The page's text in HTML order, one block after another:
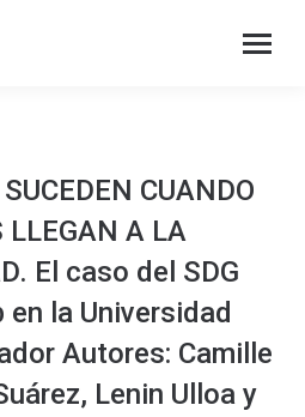
CUANDO
LLEGAN A LA
El caso del SDG
la Universidad
Autores: Camille
Lenin Ulloa y